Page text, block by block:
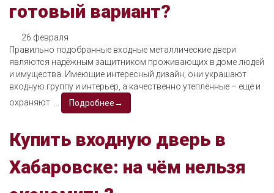
готовый вариант?
26 февраля
Правильно подобранные входные металлические двери
являются надёжным защитником проживающих в доме людей
и имущества. Имеющие интересный дизайн, они украшают
входную группу и интерьер, а качественно утеплённые – ещё и
охраняют ...
Подробнее→
Купить входную дверь в
Хабаровске: на чём нельзя